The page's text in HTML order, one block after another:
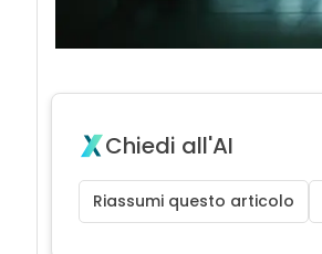
Chiedi all'AI
Riassumi questo articolo